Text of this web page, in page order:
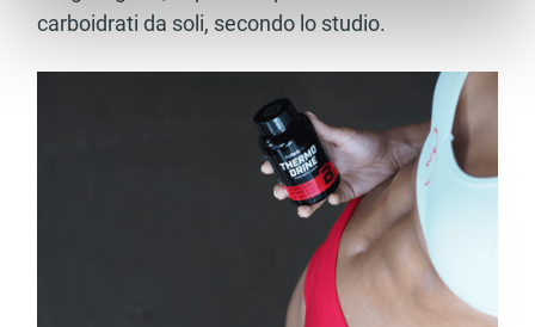
Identificare il tuo dispositivo, scansionandolo
Approfondisci come vengono elaborati i tuoi dati personali
e imposta le tue preferenze nellasezione dettagli . Puoi
modificare o ritirare il tuo consenso in qualsiasi momento
dalla Dichiarazione sui cookie.
Utilizziamo i cookie per personalizzare contenuti ed
annunci, per fornire funzionalità dei social media e per
analizzare il nostro traffico. Condividiamo inoltre
carboidrati da soli, secondo lo studio.